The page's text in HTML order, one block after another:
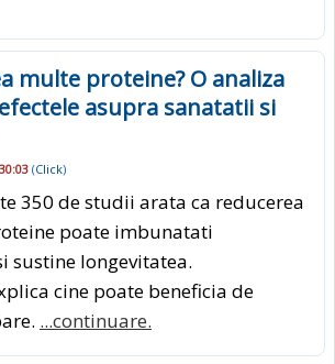
multe proteine? O analiza
asupra sanatatii si
(Click)
350 de studii arata ca reducerea
poate imbunatati
sustine longevitatea.
cine poate beneficia de
...continuare.